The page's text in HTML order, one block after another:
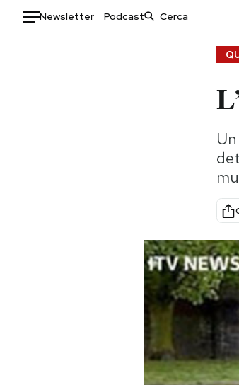
Newsletter Podcast
Consumismi
Storie/Idee
Ok Boomer!
Europa
Altrecose
Mondiali